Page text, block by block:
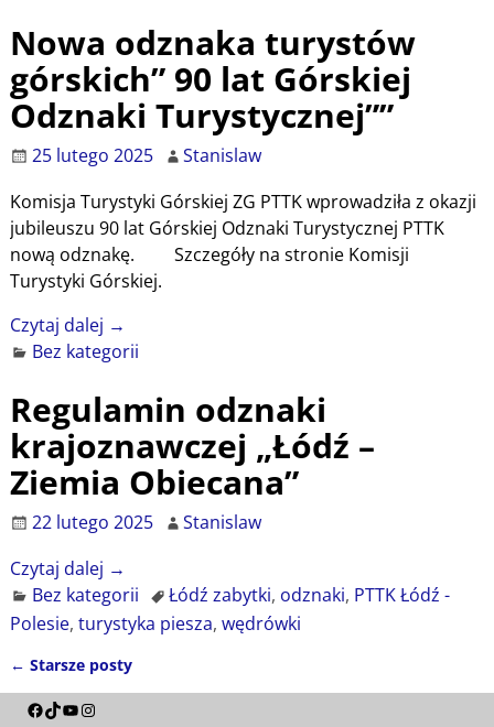
Nowa odznaka turystów
górskich” 90 lat Górskiej
Odznaki Turystycznej””
25 lutego 2025
Stanislaw
Komisja Turystyki Górskiej ZG PTTK wprowadziła z okazji
jubileuszu 90 lat Górskiej Odznaki Turystycznej PTTK
nową odznakę. Szczegóły na stronie Komisji
Turystyki Górskiej.
Czytaj dalej →
Bez kategorii
Regulamin odznaki
krajoznawczej „Łódź –
Ziemia Obiecana”
22 lutego 2025
Stanislaw
Czytaj dalej →
Bez kategorii
Łódź zabytki, odznaki, PTTK Łódź -
Polesie, turystyka piesza, wędrówki
Nawigacja
← Starsze posty